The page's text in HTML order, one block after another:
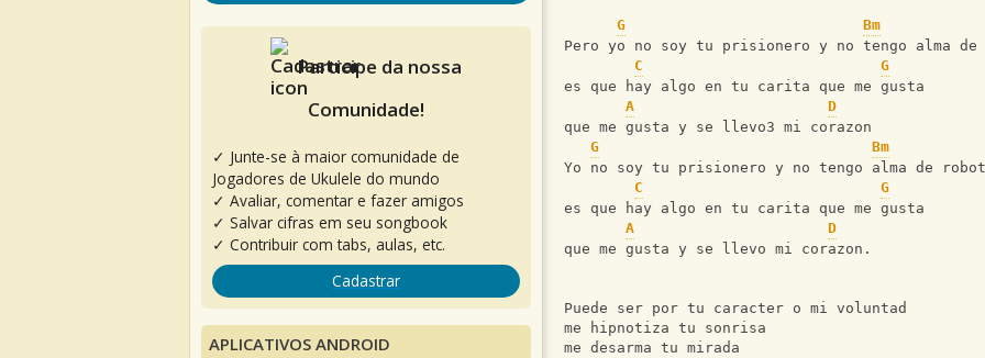
G
Bm
Pero yo no soy tu prisionero y no tengo alma de
C
G
es que hay algo en tu carita que me gusta
A
D
que me gusta y se llevo3 mi corazon
G
Bm
Yo no soy tu prisionero y no tengo alma de robot
C
G
es que hay algo en tu carita que me gusta
A
D
que me gusta y se llevo mi corazon.
Puede ser por tu caracter o mi voluntad
me hipnotiza tu sonrisa
me desarma tu mirada
Participe da nossa
Comunidade!
✓ Junte-se à maior comunidade de
Jogadores de Ukulele do mundo
✓ Avaliar, comentar e fazer amigos
✓ Salvar cifras em seu songbook
✓ Contribuir com tabs, aulas, etc.
Cadastrar
APLICATIVOS ANDROID